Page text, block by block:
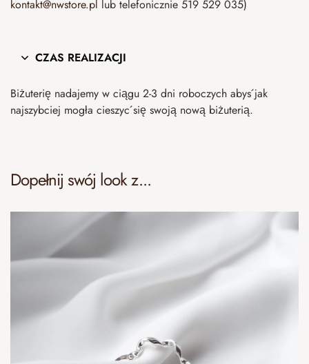
kontakt@nwstore.pl lub telefonicznie 519 529 035)
CZAS REALIZACJI
Biżuterię nadajemy w ciągu 2-3 dni roboczych abyś jak
najszybciej mogła cieszyć się swoją nową biżuterią.
Dopełnij swój look z...